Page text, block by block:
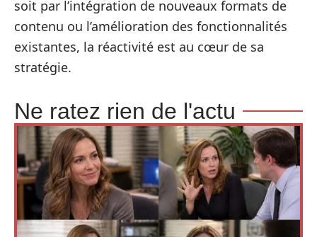
soit par l’intégration de nouveaux formats de
contenu ou l’amélioration des fonctionnalités
existantes, la réactivité est au cœur de sa
stratégie.
Ne ratez rien de l'actu